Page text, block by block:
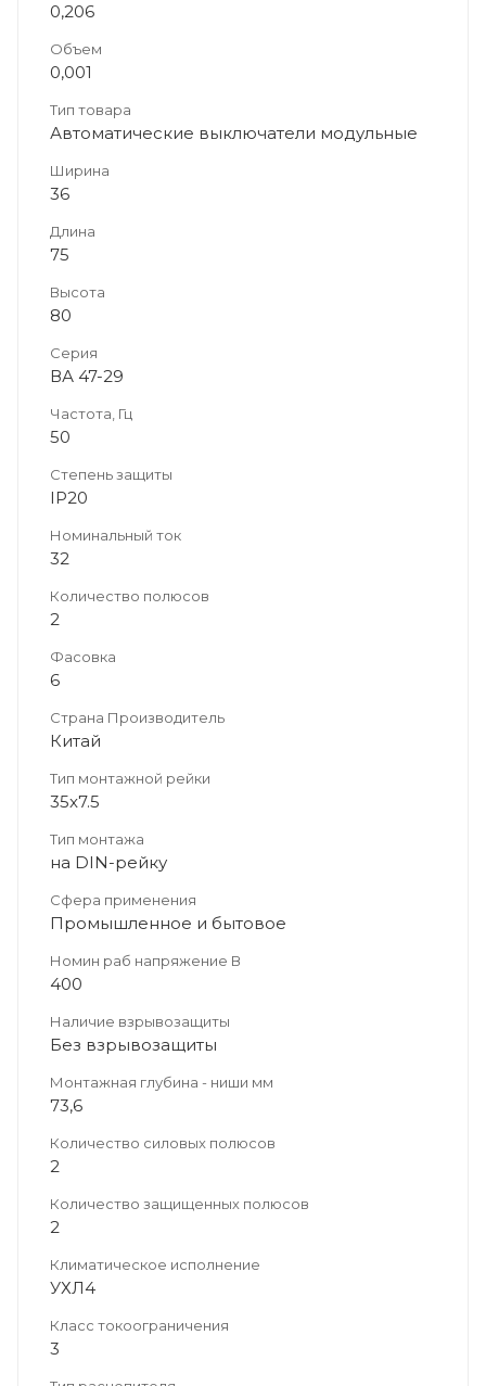
0,206
Объем
0,001
Тип товара
Автоматические выключатели модульные
Ширина
36
Длина
75
Высота
80
Серия
ВА 47-29
Частота, Гц
50
Степень защиты
IP20
Номинальный ток
32
Количество полюсов
2
Фасовка
6
Страна Производитель
Китай
Тип монтажной рейки
35x7.5
Тип монтажа
на DIN-рейку
Сфера применения
Промышленное и бытовое
Номин раб напряжение В
400
Наличие взрывозащиты
Без взрывозащиты
Монтажная глубина - ниши мм
73,6
Количество силовых полюсов
2
Количество защищенных полюсов
2
Климатическое исполнение
УХЛ4
Класс токоограничения
3